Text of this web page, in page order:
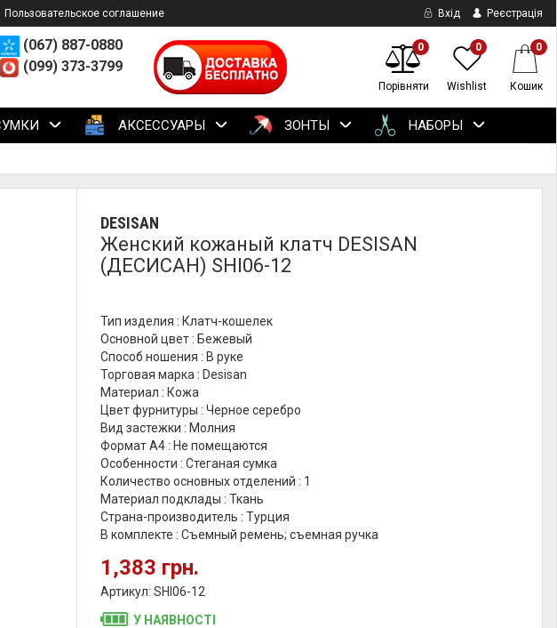
Пользовательское соглашение Вхід Реєстрація
(067) 887-0880
(099) 373-3799
0
Порівняти
0
Wishlist
0
Кошик
АКСЕССУАРЫ ЗОНТЫ НАБОРЫ
DESISAN
Женский кожаный клатч DESISAN
(ДЕСИСАН) SHI06-12
Тип изделия : Клатч-кошелек
Основной цвет : Бежевый
Способ ношения : В руке
Торговая марка : Desisan
Материал : Кожа
Цвет фурнитуры : Черное серебро
Вид застежки : Молния
Формат А4 : Не помещаются
Особенности : Стеганая сумка
Количество основных отделений : 1
Материал подклады : Ткань
Страна-производитель : Турция
В комплекте : Съемный ремень; съемная ручка
1,383 грн.
Артикул: SHI06-12
У НАЯВНОСТІ